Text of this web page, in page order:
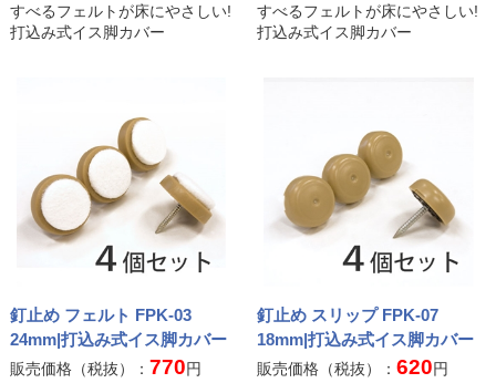
すべるフェルトが床にやさしい!
打込み式イス脚カバー
すべるフェルトが床にやさしい!
打込み式イス脚カバー
釘止め フェルト FPK-03
24mm|打込み式イス脚カバー
販売価格（税抜）： 770円
釘止め スリップ FPK-07
18mm|打込み式イス脚カバー
販売価格（税抜）：620円